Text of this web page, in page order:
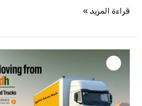
قراءة المزيد »
شركة
نقل